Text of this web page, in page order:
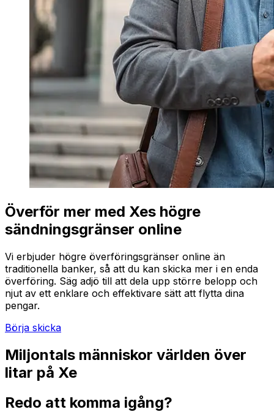
Överför mer med Xes högre
sändningsgränser online
Vi erbjuder högre överföringsgränser online än
traditionella banker, så att du kan skicka mer i en enda
överföring. Säg adjö till att dela upp större belopp och
njut av ett enklare och effektivare sätt att flytta dina
pengar.
Börja skicka
Miljontals människor världen över
litar på Xe
Redo att komma igång?